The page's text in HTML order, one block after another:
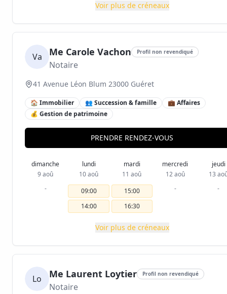
Voir plus de créneaux
Va Me Carole Vachon Profil non revendiqué
Notaire
41 Avenue Léon Blum 23000 Guéret
🏠 Immobilier 👥 Succession & famille
💼 Affaires
💰 Gestion de patrimoine
PRENDRE RENDEZ-VOUS
dimanche
9 aoû
-
lundi
10 aoû
09:00
14:00
mardi
11 aoû
15:00
16:30
mercredi
12 aoû
-
jeudi
13
-
Voir plus de créneaux
Lo Me Laurent Loytier Profil non revendiqué
Notaire